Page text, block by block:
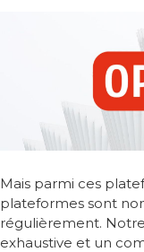
Mais parmi ces
plateformes sont
régulièrement.
exhaustive et un